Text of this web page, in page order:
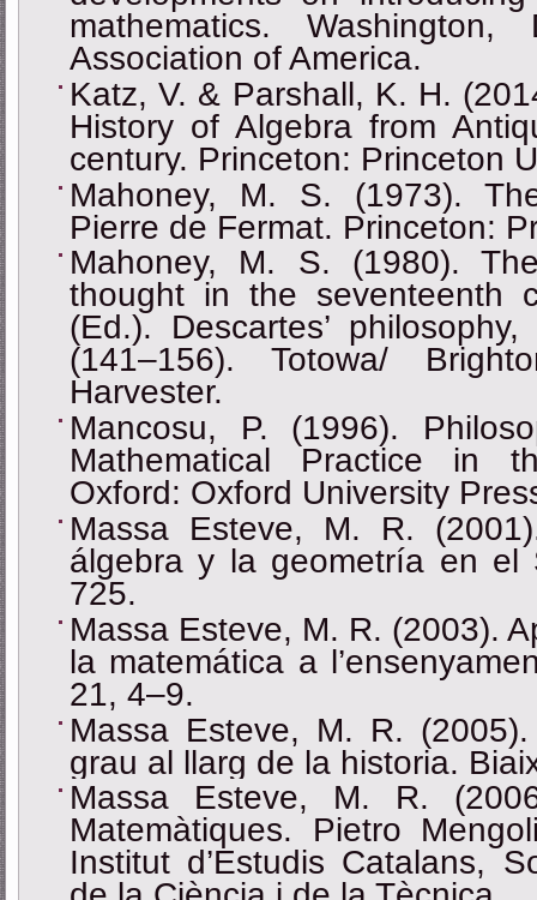
mathematics.
Association of America.
Katz, V. & Parshall, K. H.
History of Algebra from
century. Princeton: Princeton
Mahoney, M. S. (1973).
Pierre de Fermat. Princeton:
Mahoney, M. S. (1980).
thought in the seventeenth
(Ed.). Descartes’
(141–156). Totowa/
Harvester.
Mancosu, P. (1996).
Mathematical Practice in
Oxford: Oxford University
Massa Esteve, M. R.
álgebra y la geometría en el
725.
Massa Esteve, M. R. (2003).
la matemática a
21, 4‒9.
Massa Esteve, M. R.
grau al llarg de la historia.
Massa Esteve, M. R.
Matemàtiques. Pietro
Institut d’Estudis Catalans,